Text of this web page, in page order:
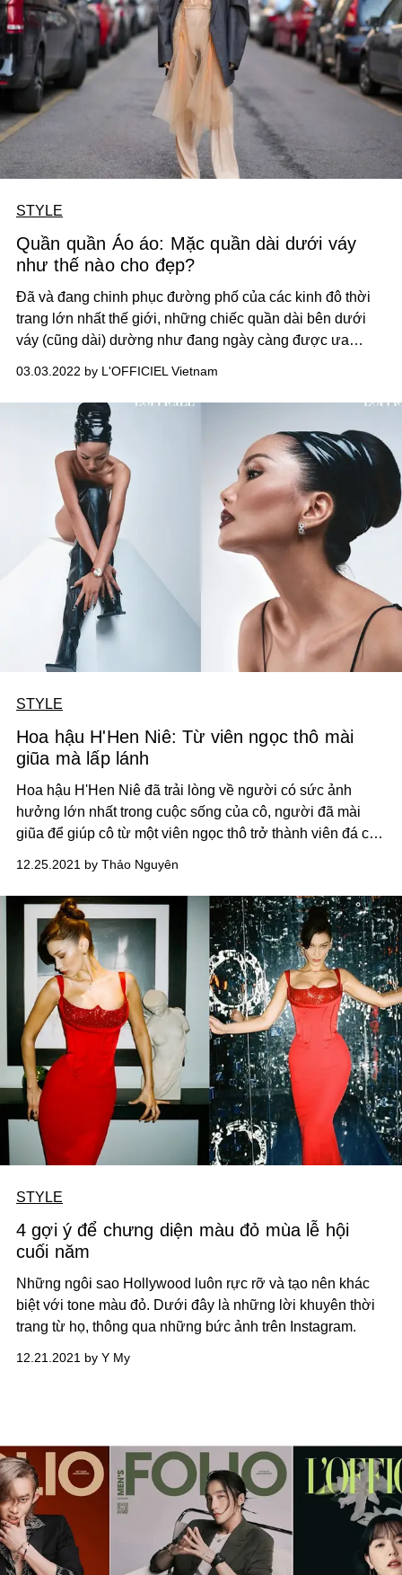
STYLE
Quần quần Áo áo: Mặc quần dài dưới váy
như thế nào cho đẹp?
Đã và đang chinh phục đường phố của các kinh đô thời
trang lớn nhất thế giới, những chiếc quần dài bên dưới
váy (cũng dài) dường như đang ngày càng được ưa
rằng, cách kết phối này có phần kỳ lạ và thậm chí không
cần thiết.
03.03.2022 by L'OFFICIEL Vietnam
STYLE
Hoa hậu H'Hen Niê: Từ viên ngọc thô mài
giũa mà lấp lánh
Hoa hậu H'Hen Niê đã trải lòng về người có sức ảnh
hưởng lớn nhất trong cuộc sống của cô, người đã mài
giũa để giúp cô từ một viên ngọc thô trở thành viên đá có
12.25.2021 by Thảo Nguyên
STYLE
4 gợi ý để chưng diện màu đỏ mùa lễ hội
cuối năm
Những ngôi sao Hollywood luôn rực rỡ và tạo nên khác
biệt với tone màu đỏ. Dưới đây là những lời khuyên thời
trang từ họ, thông qua những bức ảnh trên Instagram.
12.21.2021 by Y My